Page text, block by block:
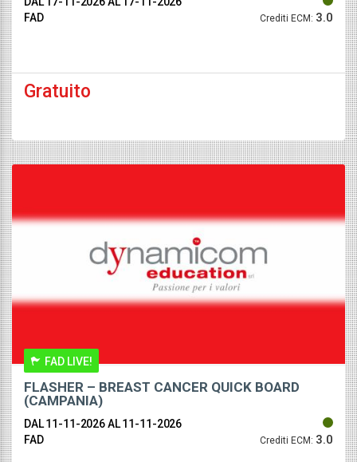
FAD
Crediti ECM: 3.0
Gratuito
FAD LIVE!
FLASHER – BREAST CANCER QUICK BOARD
(CAMPANIA)
DAL 11-11-2026AL 11-11-2026
FAD
Crediti ECM: 3.0